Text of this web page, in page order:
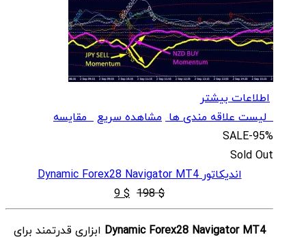
اطلاعات بیشتر
لیست علاقه مندی ها مشاهده سریعمقایسه
SALE-95%
Sold Out
اندیکاتور Dynamic Forex28 Navigator MT4
$
198
قیمت
اصلی
$ 198
$
9 قیمت
فعلی
$ 9 Dynamic Forex28 Navigator MT4 ابزاری قدرتمند برای